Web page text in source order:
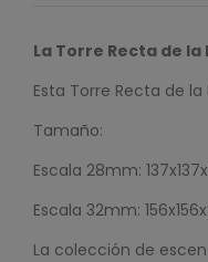
La Torre Recta de
Esta Torre Recta de
Tamaño:
Escala 28mm:
Escala 32mm:
La colección de